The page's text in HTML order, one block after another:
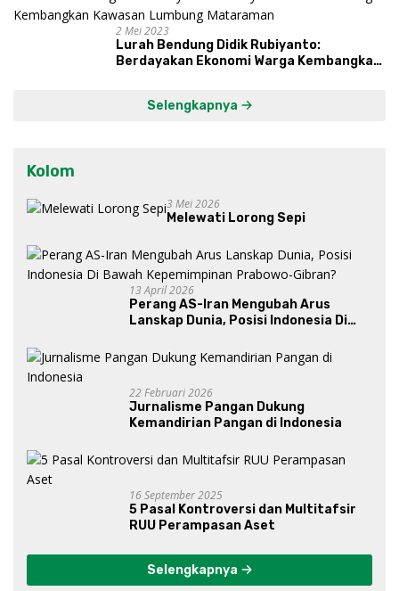
2 Mei 2023
Lurah Bendung Didik Rubiyanto:
Berdayakan Ekonomi Warga Kembangkan
Selengkapnya
Kolom
3 Mei 2026
Melewati Lorong Sepi
13 April 2026
Perang AS-Iran Mengubah Arus
Lanskap Dunia, Posisi Indonesia Di
Gibran?
22 Februari 2026
Jurnalisme Pangan Dukung
Kemandirian Pangan di Indonesia
16 September 2025
5 Pasal Kontroversi dan Multitafsir
RUU Perampasan Aset
Selengkapnya